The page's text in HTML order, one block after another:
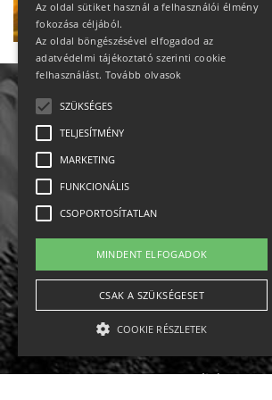
Állásajánlatok
Impresszum-kapcsolat
Jogi nyilatkozat
Rólunk
English
Az oldal sütiket használ a felhasználói élmény
fokozása céljából.
Az oldal böngészésével elfogadod az
adatvédelmi tájékoztató szerinti cookie
felhasználást. Tovább olvasok
SZÜKSÉGES
TELJESÍTMÉNY
MARKETING
FUNKCIONÁLIS
CSOPORTOSÍTATLAN
MINDENT ELFOGADOK
CSAK A SZÜKSÉGESET
COOKIE RÉSZLETEK